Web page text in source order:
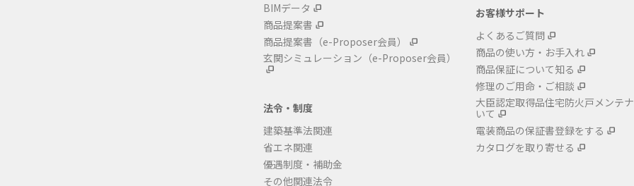
BIMデータ
商品提案書
商品提案書 （e-Proposer会員）
玄関シミュレーション （e-Proposer会員）
法令・制度
建築基準法関連
省エネ関連
優遇制度・補助金
その他関連法令
お客様サポート
よくあるご質問
商品の使い方・お手入れ
商品保証について知る
修理のご用命・ご相談
大臣認定取得品住宅防火戸メンテ
いて
電装商品の保証書登録をする
カタログを取り寄せる